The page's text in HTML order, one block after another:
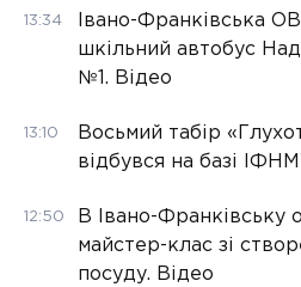
13:34
Івано-Франківська
шкільний автобус
№1. Відео
13:10
Восьмий табір
відбувся на базі
12:50
В Івано-Франківську
майстер-клас зі
посуду. Відео